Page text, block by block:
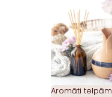
Aromāti telpām